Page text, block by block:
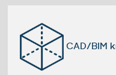
CAD/BIM